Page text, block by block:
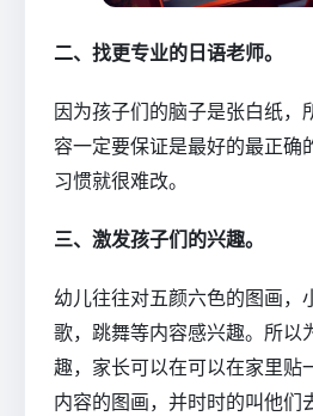
二、找更专业的日语老师。
因为孩子们的脑子是张白纸，
容一定要保证是最好的最正确
习惯就很难改。
三、激发孩子们的兴趣。
幼儿往往对五颜六色的图画，
歌，跳舞等内容感兴趣。所以
趣，家长可以在可以在家里贴
内容的图画，并时时的叫他们